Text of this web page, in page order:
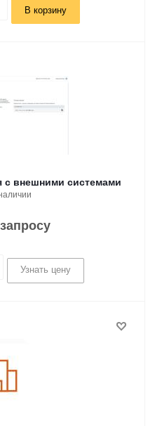
В корзину
с внешними системами
Узнать цену